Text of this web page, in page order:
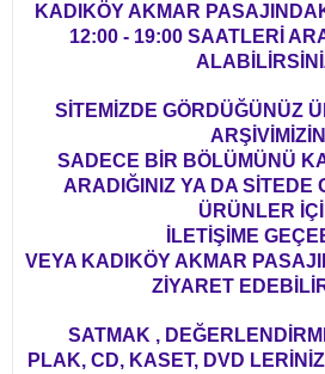
KADIKÖY AKMAR
12:00 - 19:00 SAATLERİ
SİTEMİZDE GÖRDÜĞÜNÜZ
ARŞİVİMİZİN
SADECE BİR BÖLÜMÜNÜ
ARADIĞINIZ YA DA SİTEDE
ÜRÜNLER
İLETİŞİME
VEYA KADIKÖY AKMAR
ZİYARET
SATMAK ,
PLAK, CD, KASET, DVD